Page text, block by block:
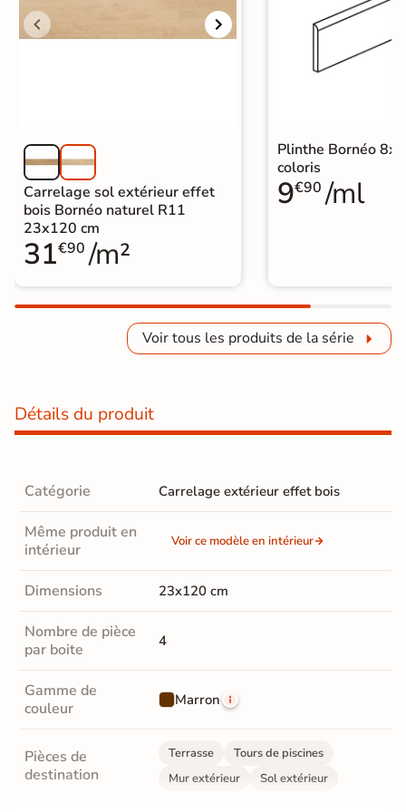
Carrelage sol extérieur effet
bois Bornéo naturel R11
23x120 cm
31€90 /m²
Plinthe Bornéo
coloris
9€90 /ml
Voir tous les produits de la série
Détails du produit
Catégorie Carrelage extérieur effet bois
Même produit en
intérieur
Voir ce modèle en intérieur
Dimensions 23x120 cm
Nombre de pièce
par boite
4
Gamme de
couleur
Marron
Pièces de
destination
Terrasse
Tours de piscines
Mur extérieur
Sol extérieur